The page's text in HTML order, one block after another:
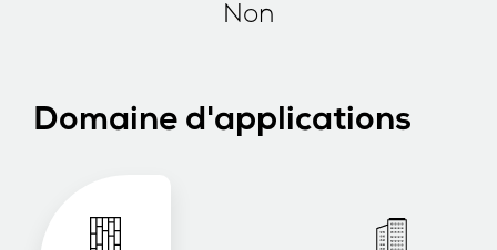
Non
Domaine d'applications